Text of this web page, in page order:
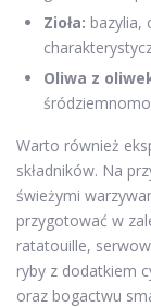
Zioła: bazylia,
Oliwa z
Warto również
składników. Na
świeżymi
przygotować w
ratatouille,
ryby z dodatkiem
oraz bogactwu